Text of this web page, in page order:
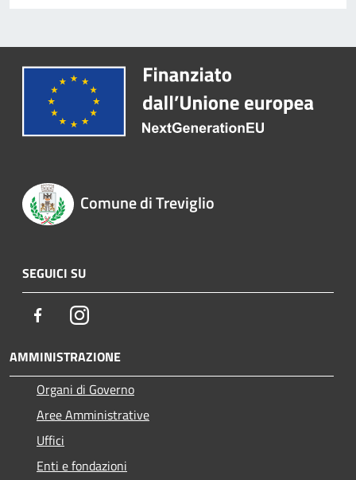
Comune di Treviglio
SEGUICI SU
FacebookInstagram
AMMINISTRAZIONE
Organi di Governo
Aree Amministrative
Uffici
Enti e fondazioni